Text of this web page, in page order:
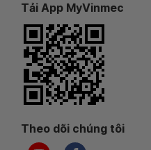
Tải App MyVinmec
Theo dõi chúng tôi